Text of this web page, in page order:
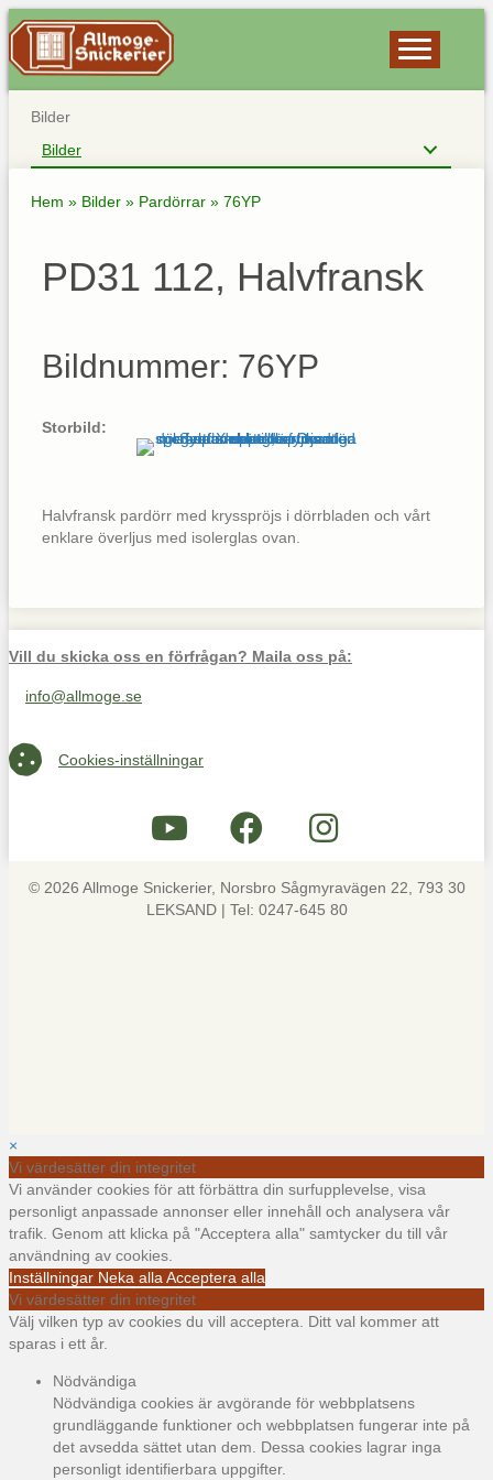
Bilder
Bilder
Hem » Bilder » Pardörrar » 76YP
PD31 112, Halvfransk
Bildnummer: 76YP
Storbild:
Halvfransk pardörr med krysspröjs i dörrbladen och vårt
enklare överljus med isolerglas ovan.
Vill du skicka oss en förfrågan? Maila oss på:
Maila oss på info@allmoge.se
info@allmoge.se
Cookies-inställningar
Cookies-inställningar
© 2026 Allmoge Snickerier, Norsbro Sågmyravägen 22, 793 30
LEKSAND | Tel: 0247-645 80
×
Vi värdesätter din integritet
Vi använder cookies för att förbättra din surfupplevelse, visa
personligt anpassade annonser eller innehåll och analysera vår
trafik. Genom att klicka på "Acceptera alla" samtycker du till vår
användning av cookies.
Inställningar Neka alla Acceptera alla
Vi värdesätter din integritet
Välj vilken typ av cookies du vill acceptera. Ditt val kommer att
sparas i ett år.
Nödvändiga
Nödvändiga cookies är avgörande för webbplatsens
grundläggande funktioner och webbplatsen fungerar inte på
det avsedda sättet utan dem. Dessa cookies lagrar inga
personligt identifierbara uppgifter.